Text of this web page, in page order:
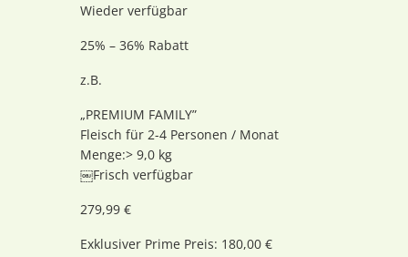
Wieder verfügbar
25% – 36% Rabatt
z.B.
„PREMIUM FAMILY”
Fleisch für 2-4 Personen / Monat
Menge:> 9,0 kg
￼Frisch verfügbar
279,99 €
Exklusiver Prime Preis: 180,00 €